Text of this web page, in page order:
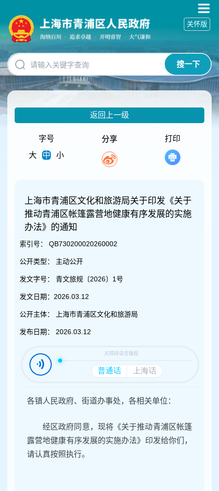
碍
操
明
跳
转
到
网
搜一下
关怀版
返回上一级
字号
大
中 小
分享 打印
上海市青浦区文化和旅游局关于印发《关于
推动青浦区帐篷露营地健康有序发展的实施
办法》的通知
索引号： QB730200020260002
公开类型： 主动公开
发文字号： 青文旅规〔2026〕1号
发文日期： 2026.03.12
公开主体： 上海市青浦区文化和旅游局
发布日期： 2026.03.12
各镇人民政府、街道办事处，各相关单位：
经区政府同意，现将《关于推动青浦区帐篷
露营地健康有序发展的实施办法》印发给你们，
请认真按照执行。